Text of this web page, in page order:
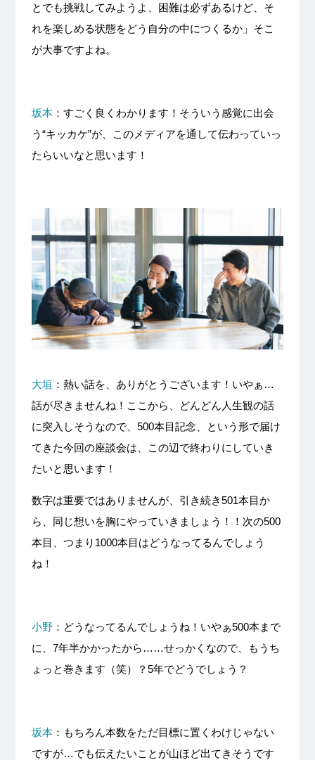
とでも挑戦してみようよ、困難は必ずあるけど、そ
れを楽しめる状態をどう自分の中につくるか」そこ
が大事ですよね。
坂本：すごく良くわかります！そういう感覚に出会
う“キッカケ”が、このメディアを通して伝わっていっ
たらいいなと思います！
大垣 ：熱い話を、ありがとうございます！いやぁ…
話が尽きませんね！ここから、どんどん人生観の話
に突入しそうなので、500本目記念、という形で届け
てきた今回の座談会は、この辺で終わりにしていき
たいと思います！
数字は重要ではありませんが、引き続き501本目か
ら、同じ想いを胸にやっていきましょう！！次の500
本目、つまり1000本目はどうなってるんでしょう
ね！
小野：どうなってるんでしょうね！いやぁ500本まで
に、7年半かかったから……せっかくなので、もうち
ょっと巻きます（笑）？5年でどうでしょう？
坂本：もちろん本数をただ目標に置くわけじゃない
ですが…でも伝えたいことが山ほど出てきそうです